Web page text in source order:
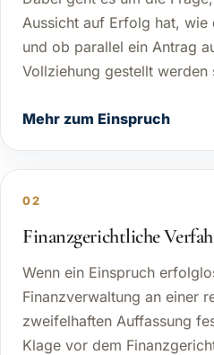
Aussicht auf Erfolg hat, wie
und ob parallel ein Antrag
Vollziehung gestellt werden
Mehr zum Einspruch
02
Finanzgerichtliche
Wenn ein Einspruch
Finanzverwaltung an einer
zweifelhaften Auffassung
Klage vor dem